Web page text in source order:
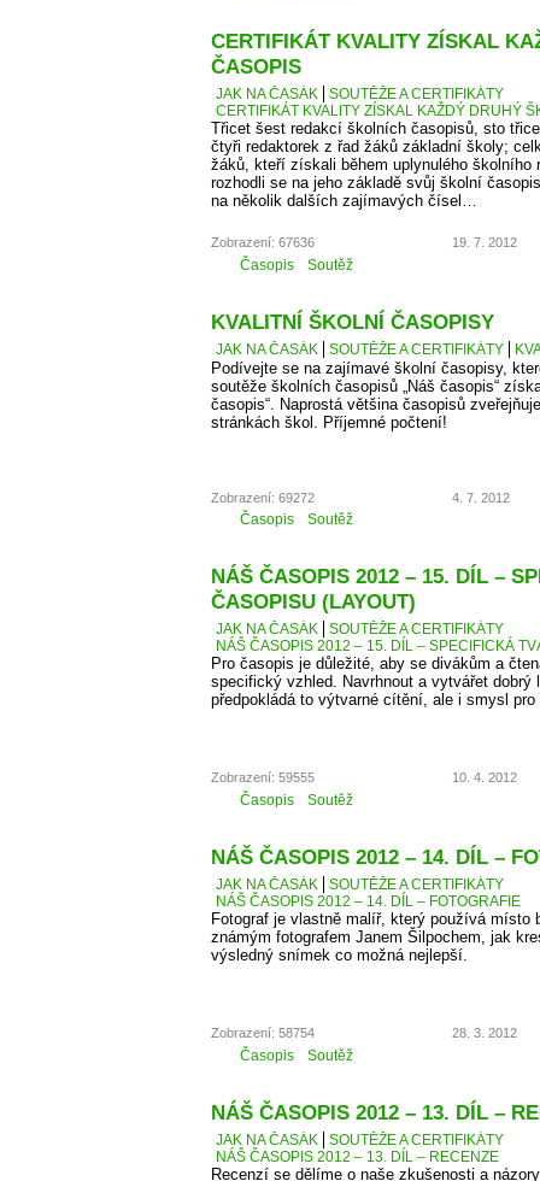
CERTIFIKÁT KVALITY ZÍSKAL
ČASOPIS
JAK NA ČASÁK
SOUTĚŽE A CERTIFIKÁTY
CERTIFIKÁT KVALITY ZÍSKAL KAŽDÝ DRUHÝ
Třicet šest redakcí školních časopisů, sto
čtyři redaktorek z řad žáků základní školy;
žáků, kteří získali během uplynulého školního
rozhodli se na jeho základě svůj školní
na několik dalších zajímavých čísel…
Zobrazení: 67636 19. 7. 2012
Časopis Soutěž
KVALITNÍ ŠKOLNÍ ČASOPISY
JAK NA ČASÁK SOUTĚŽE A CERTIFIKÁTY
Podívejte se na zajímavé školní časopisy,
soutěže školních časopisů „Náš časopis“
časopis“. Naprostá většina časopisů
stránkách škol. Příjemné počtení!
Zobrazení: 69272 4. 7. 2012
Časopis Soutěž
NÁŠ ČASOPIS 2012 – 15. DÍL –
ČASOPISU (LAYOUT)
JAK NA ČASÁK
SOUTĚŽE A CERTIFIKÁTY
NÁŠ ČASOPIS 2012 – 15. DÍL – SPECIFICKÁ
Pro časopis je důležité, aby se divákům a
specifický vzhled. Navrhnout a vytvářet dobrý
předpokládá to výtvarné cítění, ale i smysl pro
Zobrazení: 59555 10. 4. 2012
Časopis Soutěž
NÁŠ ČASOPIS 2012 – 14. DÍL –
JAK NA ČASÁK
SOUTĚŽE A CERTIFIKÁTY
NÁŠ ČASOPIS 2012 – 14. DÍL – FOTOGRAFIE
Fotograf je vlastně malíř, který používá místo
známým fotografem Janem Šilpochem, jak
výsledný snímek co možná nejlepší.
Zobrazení: 58754 28. 3. 2012
Časopis Soutěž
NÁŠ ČASOPIS 2012 – 13. DÍL –
JAK NA ČASÁK
SOUTĚŽE A CERTIFIKÁTY
NÁŠ ČASOPIS 2012 – 13. DÍL – RECENZE
Recenzí se dělíme o naše zkušenosti a